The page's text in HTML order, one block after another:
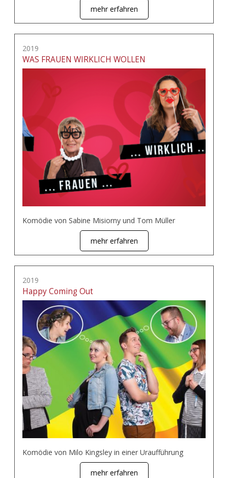
mehr erfahren
2019
WAS FRAUEN WIRKLICH WOLLEN
Komödie von Sabine Misiorny und Tom Müller
mehr erfahren
2019
Happy Coming Out
Komödie von Milo Kingsley in einer Uraufführung
mehr erfahren